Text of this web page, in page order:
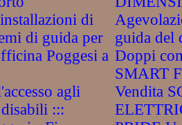
di
di guida per
Poggesi a
agli
:::
guida del
Doppi
SMART
Vendita